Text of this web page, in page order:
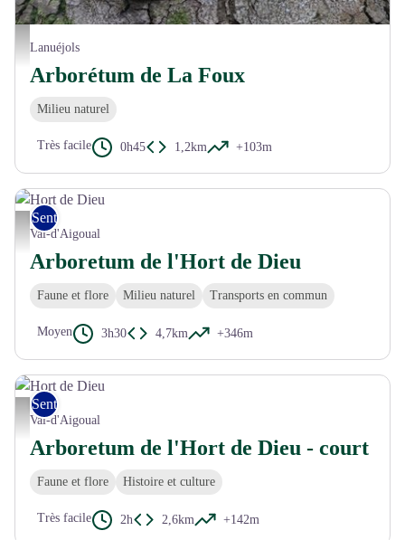
Ecorce de Sapin de Grèce - N Thomas
Lanuéjols
Arborétum de La Foux
Milieu naturel
Très facile 0h45 1,2km +103m
Hort de Dieu - © B. Algoët
Sentiers de découverte
Val-d'Aigoual
Arboretum de l'Hort de Dieu
Faune et flore Milieu naturel Transports en commun
Moyen 3h30 4,7km +346m
Hort de Dieu - © B. Algoët
Sentiers de découverte
Val-d'Aigoual
Arboretum de l'Hort de Dieu - court
Faune et flore Histoire et culture
Très facile 2h 2,6km +142m